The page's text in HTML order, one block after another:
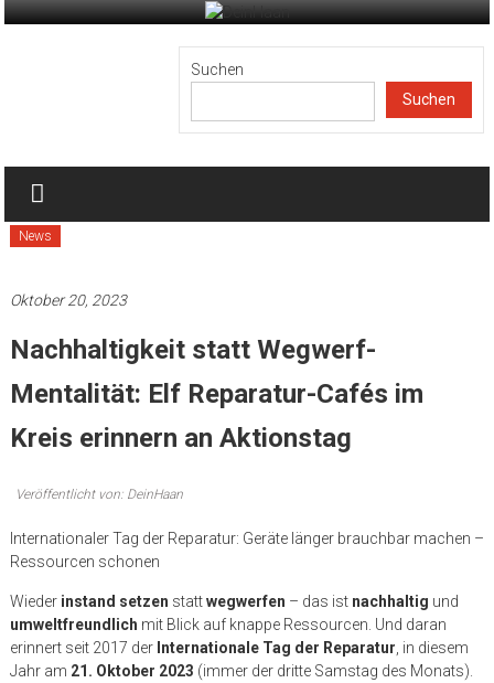
Zum
Suchen
Suchen
News
Oktober 20, 2023
Nachhaltigkeit statt Wegwerf-
Mentalität: Elf Reparatur-Cafés im
Kreis erinnern an Aktionstag
Veröffentlicht von: DeinHaan
Internationaler Tag der Reparatur: Geräte länger brauchbar machen –
Ressourcen schonen
Wieder instand setzen stattwegwerfen – das ist nachhaltig und
umweltfreundlich mit Blick auf knappe Ressourcen. Und daran
erinnert seit 2017 der Internationale Tag der Reparatur , in diesem
Jahr am 21. Oktober 2023 (immer der dritte Samstag des Monats).